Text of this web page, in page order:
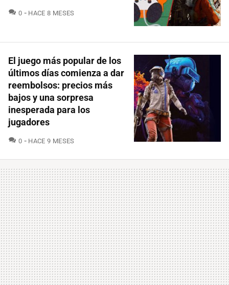
0 COMENTARIOS
HACE 8 MESES
El juego más popular de los
últimos días comienza a dar
reembolsos: precios más
bajos y una sorpresa
inesperada para los
jugadores
0 COMENTARIOS
HACE 9 MESES